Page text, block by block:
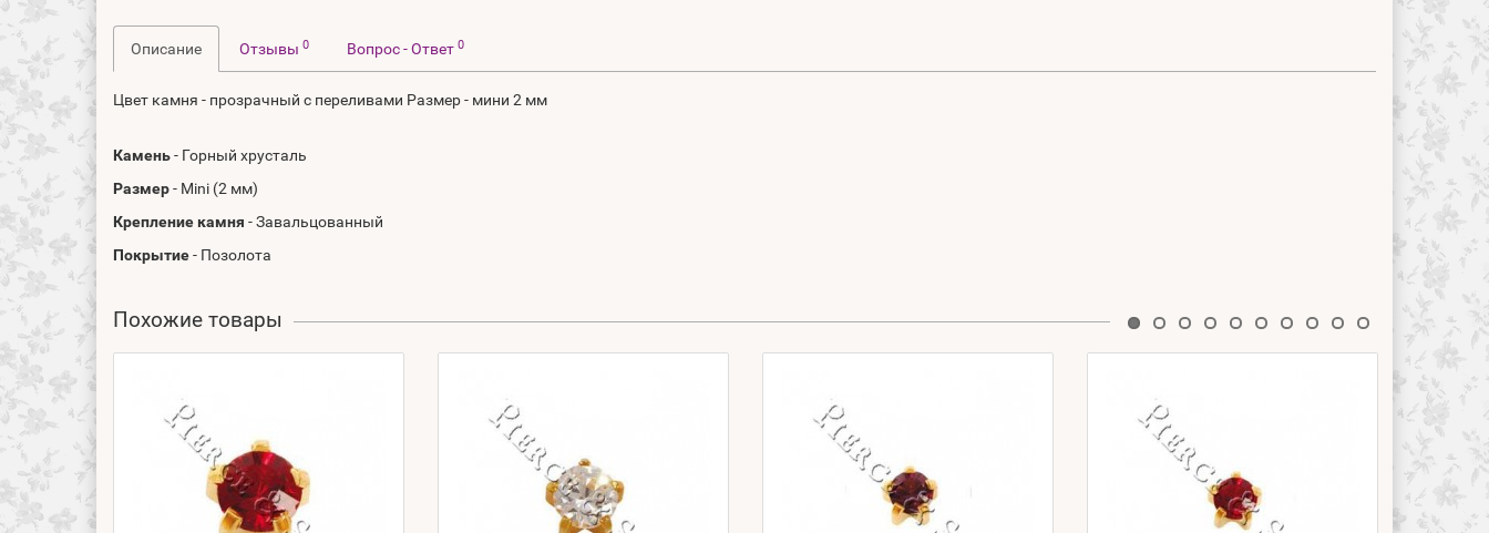
Описание Отзывы 0 Вопрос - Ответ 0
Цвет камня - прозрачный с переливами Размер - мини 2 мм
Камень- Горный хрусталь
Размер- Mini (2 мм)
Крепление камня - Завальцованный
Покрытие- Позолота
Похожие товары